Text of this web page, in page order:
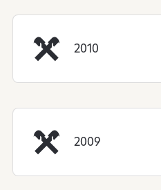
2010
2009